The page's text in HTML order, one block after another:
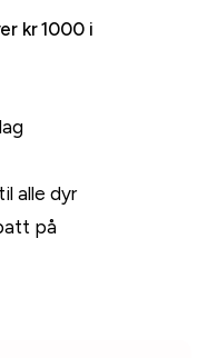
kr 1000 i
alle dyr
på